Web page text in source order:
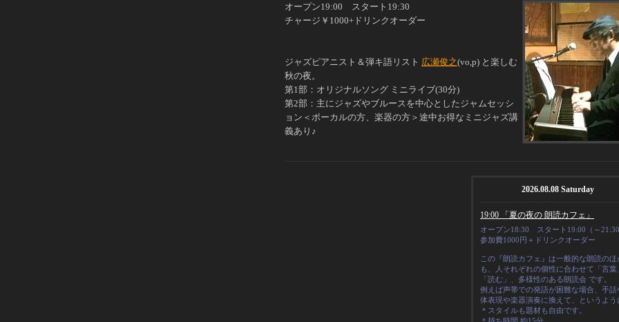
オープン19:00 スタート19:30
チャージ￥1000+ドリンクオーダー
ジャズピアニスト＆弾キ語リスト 広瀬俊之(vo,p) と楽しむ
秋の夜。
第1部： オリジナルソング ミニライブ(30分)
第2部：主にジャズやブルースを中心としたジャムセッシ
ョン＜ボーカルの方、楽器の方＞途中お得なミニジャズ講
義あり♪
2026.08.08 Saturday
19:00 「夏の夜の 朗読カフェ」
オープン18:30 スタート19:00（～
参加費1000円＋ドリンクオーダー
この『朗読カフェ』は一般的な朗読のほ
も、人それぞれの個性に合わせて「言葉
「読む」、多様性のある朗読会 です。
例えば声帯での発語が困難な場合、手話
体表現や楽器演奏に換えて、というよう
＊スタイルも題材も自由です。